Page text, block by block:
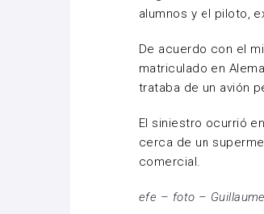
alumnos y el piloto,
De acuerdo con el
matriculado en
trataba de un avión
El siniestro ocurrió
cerca de un
comercial.
efe – foto –